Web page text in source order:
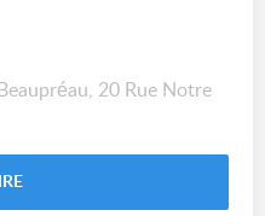
20 Rue Notre